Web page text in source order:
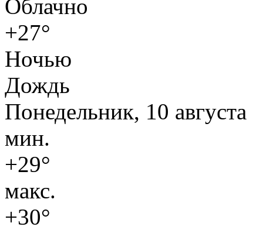
Облачно
+27°
Ночью
Дождь
Понедельник, 10 августа
мин.
+29°
макс.
+30°